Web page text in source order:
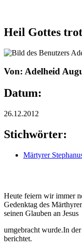
Heil Gottes
Von: Adelheid
Datum:
26.12.2012
Stichwörter:
Märtyrer
Heute feiern wir immer
Gedenktag des
seinen Glauben an Jesus
umgebracht wurde.In
berichtet.